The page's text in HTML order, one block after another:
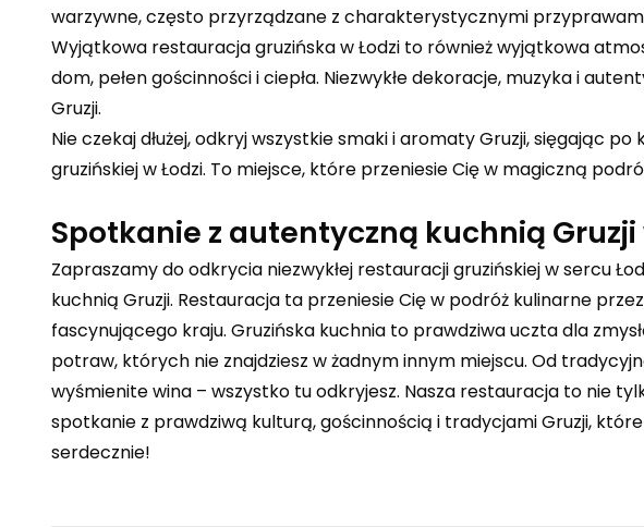
warzywne, często przyrządzane z charakterystycznymi przyprawami
Wyjątkowa restauracja gruzińska w Łodzi to również wyjątkowa
dom, pełen gościnności i ciepła. Niezwykłe dekoracje, muzyka i
Gruzji.
Nie czekaj dłużej, odkryj wszystkie smaki i aromaty Gruzji, sięgając
gruzińskiej w Łodzi. To miejsce, które przeniesie Cię w magiczną
Spotkanie z autentyczną kuchnią Gruzji
Zapraszamy do odkrycia niezwykłej restauracji gruzińskiej w sercu
kuchnią Gruzji. Restauracja ta przeniesie Cię w podróż kulinarne
fascynującego kraju. Gruzińska kuchnia to prawdziwa uczta dla
potraw, których nie znajdziesz w żadnym innym miejscu. Od
wyśmienite wina – wszystko tu odkryjesz. Nasza restauracja to nie
spotkanie z prawdziwą kulturą, gościnnością i tradycjami Gruzji,
serdecznie!